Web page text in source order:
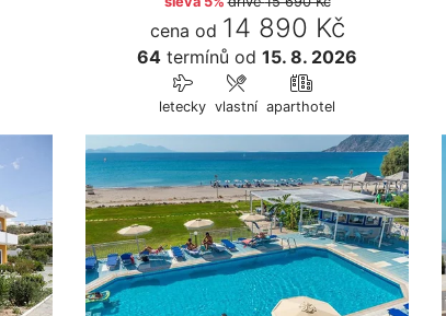
cena od 14 890 Kč
64 termínů od 15. 8. 2026
letecky vlastní aparthotel